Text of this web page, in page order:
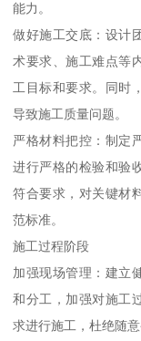
能力。
做好施工交底：设计
术要求、施工难点等
工目标和要求。同时
导致施工质量问题。
严格材料把控：制定
进行严格的检验和验
符合要求，对关键材
范标准。
施工过程阶段
加强现场管理：建立
和分工，加强对施工
求进行施工，杜绝随